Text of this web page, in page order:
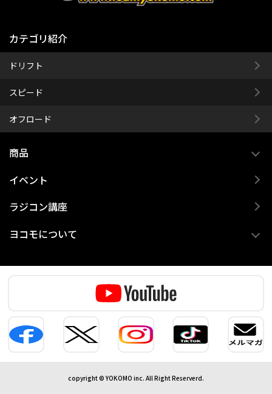
カテゴリ紹介
ドリフト
スピード
オフロード
商品
イベント
ラジコン講座
ヨコモについて
copyright © YOKOMO inc. All Right Reserverd.